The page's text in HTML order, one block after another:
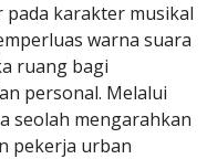
pada karakter musikal
warna suara
ruang bagi
personal. Melalui
seolah mengarahkan
pekerja urban